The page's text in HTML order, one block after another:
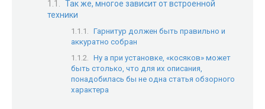
Так же, многое зависит от встроенной
техники
Гарнитур должен быть правильно и
аккуратно собран
Ну а при установке, «косяков» может
быть столько, что для их описания,
понадобилась бы не одна статья обзорного
характера